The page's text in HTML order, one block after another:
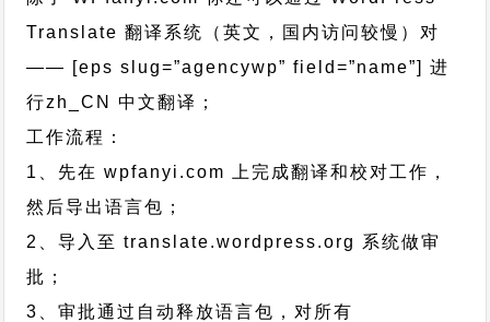
Translate 翻译系统（英文，国内访问较慢）对
—— [eps slug=”agencywp” field=”name”]进
行zh_CN
中文翻译；
工作流程：
1、先在 wpfanyi.com 上完成翻译和校对工作，
然后导出语言包；
2、导入至 translate.wordpress.org 系统做审
批；
3、审批通过自动释放语言包，对所有